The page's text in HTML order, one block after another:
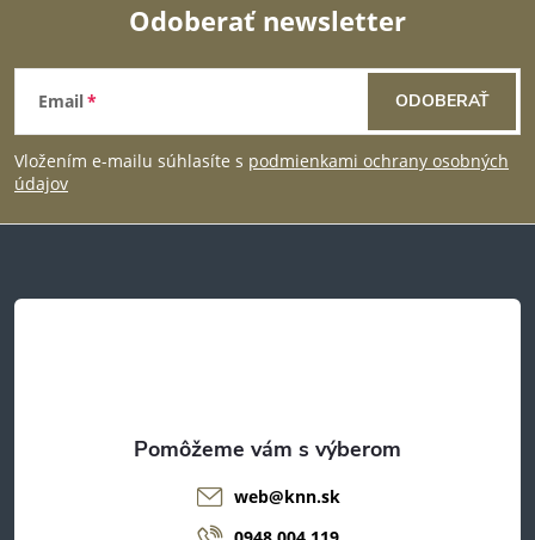
v
p
i
u
Z
á
p
t
Odoberať newsletter
Email
Vložením e-mailu súhlasíte s podmienkami ochrany osobných
údajov
ODOBERAŤ
web@knn.sk